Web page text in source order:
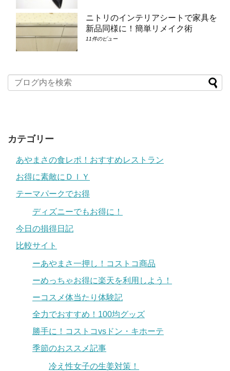
ニトリのインテリアシートで家具を
新品同様に！簡単リメイク術
11件のビュー
カテゴリー
あやまさの食レポ！おすすめレストラン
お得に素敵にＤＩＹ
テーマパークでお得
ディズニーでもお得に！
今日の損得日記
比較サイト
ーあやまさ一押し！コストコ商品
ーめっちゃお得に楽天を利用しよう！
ーコスメ体当たり体験記
全力でおすすめ！100均グッズ
勝手に！コストコvsドン・キホーテ
季節のおススメ記事
冷え性女子の生姜対策！